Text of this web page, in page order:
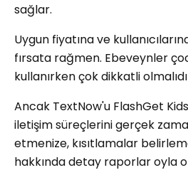
sağlar.
Uygun fiyatına ve
fırsata rağmen. Ebeveynler
kullanırken çok dikkatli
Ancak TextNow'u FlashGet
iletişim süreçlerini gerçek
etmenize, kısıtlamalar
hakkında detay raporlar oyla